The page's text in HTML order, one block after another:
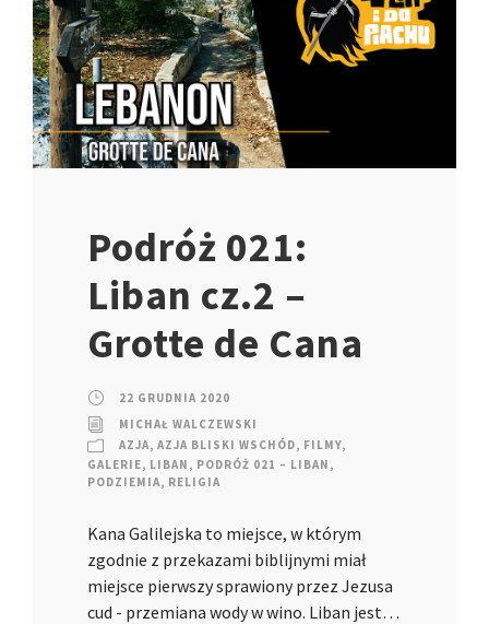
Podróż 021:
Liban cz.2 –
Grotte de Cana
22 GRUDNIA 2020
MICHAŁ WALCZEWSKI
AZJA, AZJA BLISKI WSCHÓD, FILMY,
GALERIE, LIBAN , PODRÓŻ 021 – LIBAN ,
PODZIEMIA, RELIGIA
Kana Galilejska to miejsce, w którym
zgodnie z przekazami biblijnymi miał
miejsce pierwszy sprawiony przez Jezusa
cud - przemiana wody w wino. Liban jest…